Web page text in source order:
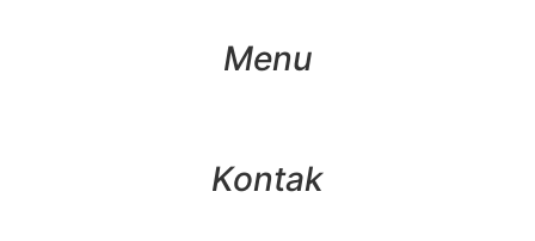
Menu
Kontak